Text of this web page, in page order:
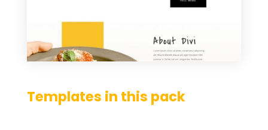
Templates in this pack